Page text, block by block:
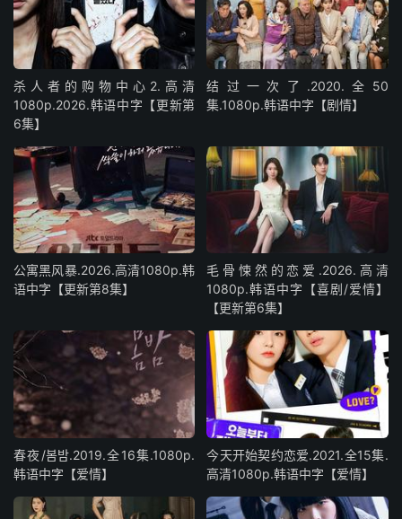
杀人者的购物中心2.高清
1080p.2026.韩语中字【更新第
6集】
结过一次了.2020.全50
集.1080p.韩语中字【剧情】
公寓黑风暴.2026.高清1080p.韩
语中字【更新第8集】
毛骨悚然的恋爱.2026.高清
1080p.韩语中字【喜剧/爱情】
【更新第6集】
春夜/봄밤‎.2019.全16集.1080p.
韩语中字【爱情】
今天开始契约恋爱.2021.全15集.
高清1080p.韩语中字【爱情】